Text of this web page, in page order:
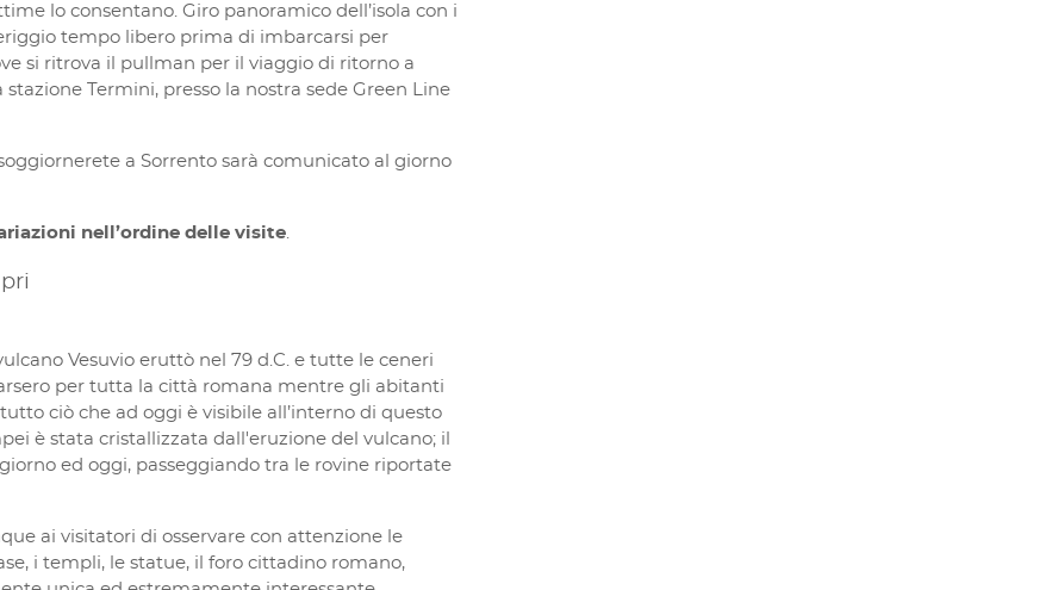
lo consentano. Giro panoramico dell’isola con i
tempo libero prima di imbarcarsi per
si ritrova il pullman per il viaggio di ritorno a
Termini, presso la nostra sede Green Line
a Sorrento sarà comunicato al giorno
nell’ordine delle visite
Vesuvio eruttò nel 79 d.C. e tutte le ceneri
per tutta la città romana mentre gli abitanti
ciò che ad oggi è visibile all’interno di questo
è stata cristallizzata dall'eruzione del vulcano; il
ed oggi, passeggiando tra le rovine riportate
ai visitatori di osservare con attenzione le
i templi, le statue, il foro cittadino romano,